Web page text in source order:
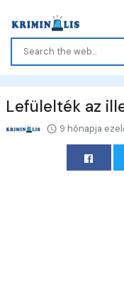
Lefülelték az
9 hónapja